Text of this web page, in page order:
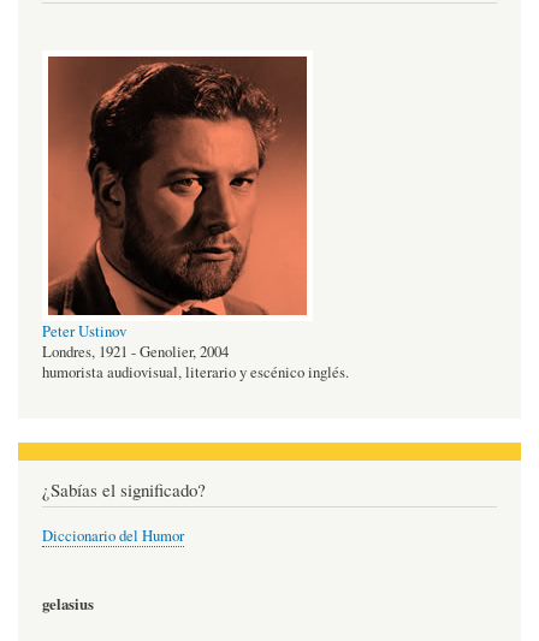
Peter Ustinov
Londres, 1921 - Genolier, 2004
humorista audiovisual, literario y escénico inglés.
¿Sabías el significado?
Diccionario del Humor
gelasius